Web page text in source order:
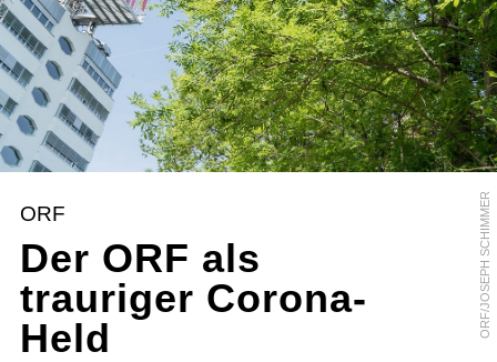
ORF/JOSEPH SCHIMMER
ORF
Der ORF als
trauriger Corona-
Held